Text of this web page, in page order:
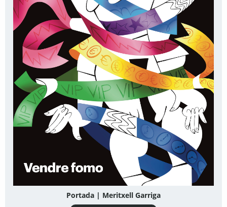
Portada | Meritxell Garriga